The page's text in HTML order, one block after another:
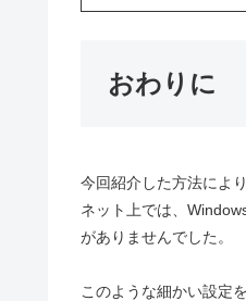
おわりに
今回紹介した方法によ
ネット上では、
がありませんでした。
このような細かい設定